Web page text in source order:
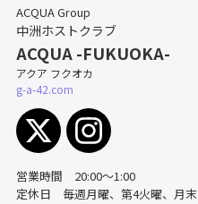
ACQUA Group
中洲ホストクラブ
ACQUA -FUKUOKA-
アクア フクオカ
g-a-42.com
営業時間 20:00〜1:00
定休日 毎週月曜、第4火曜、月末